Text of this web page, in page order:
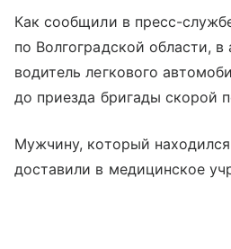
Как сообщили в пресс-
по Волгоградской области, в
водитель легкового
до приезда бригады скорой
Мужчину, который находился
доставили в медицинское